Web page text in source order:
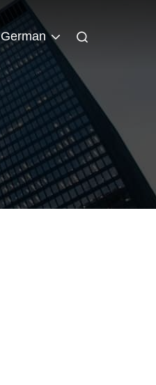
German